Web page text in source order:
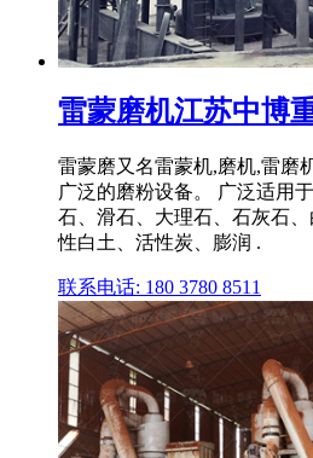
雷蒙磨机江苏中博
雷蒙磨又名雷蒙机,磨机,雷磨
广泛的磨粉设备。 广泛适用
石、滑石、大理石、石灰石
性白土、活性炭、膨润 .
联系电话: 180 3780 8511